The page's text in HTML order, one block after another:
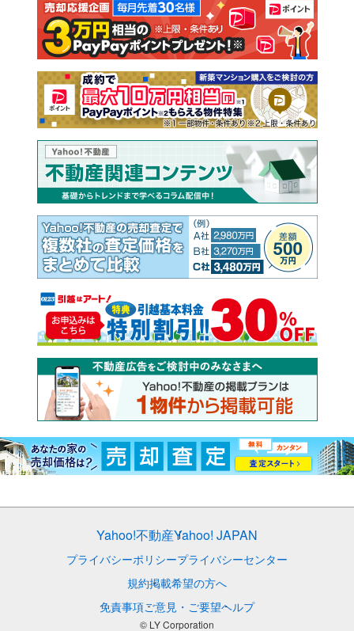
注文住宅 土地
売却査定
Yahoo!不動産Yahoo! JAPAN
プライバシーポリシープライバシーセンター
規約掲載希望の方へ
免責事項ご意見・ご要望ヘルプ
© LY Corporation